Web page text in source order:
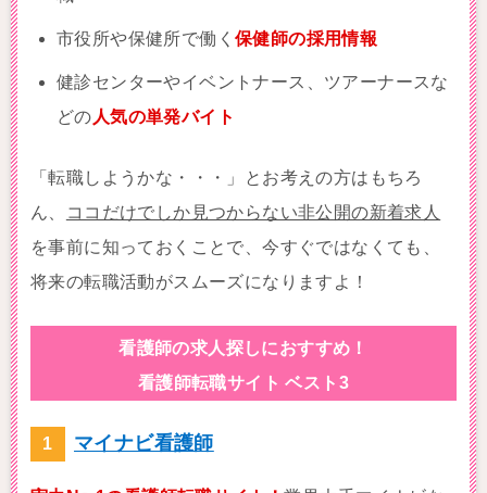
市役所や保健所で働く 保健師の採用情報
健診センターやイベントナース、ツアーナースな
どの 人気の単発バイト
「転職しようかな・・・」とお考えの方はもちろ
ん、
ココだけでしか見つからない非公開の新着求人
を事前に知っておくことで、今すぐではなくても、
将来の転職活動がスムーズになりますよ！
看護師の求人探しにおすすめ！
看護師転職サイト ベスト3
マイナビ看護師